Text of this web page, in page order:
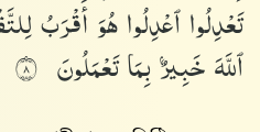
تَعْدِلُوا۟ٱعْدِلُوا۟هُوَأَقْرَبُ
ٱللَّهَخَبِيرٌۢبِمَاتَعْمَلُونَ ٨